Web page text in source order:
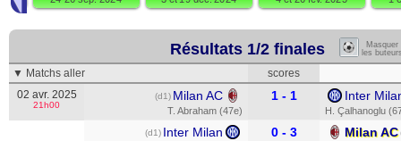
Résultats 1/2 finales
Masquer
les
▼ Matchs aller
scores
02 avr. 2025
21h00
(d1) Milan AC
T. Abraham (47e)
1 - 1 Inter
H. Çalhanoglu
(d1) Inter Milan 0 - 3 Milan AC